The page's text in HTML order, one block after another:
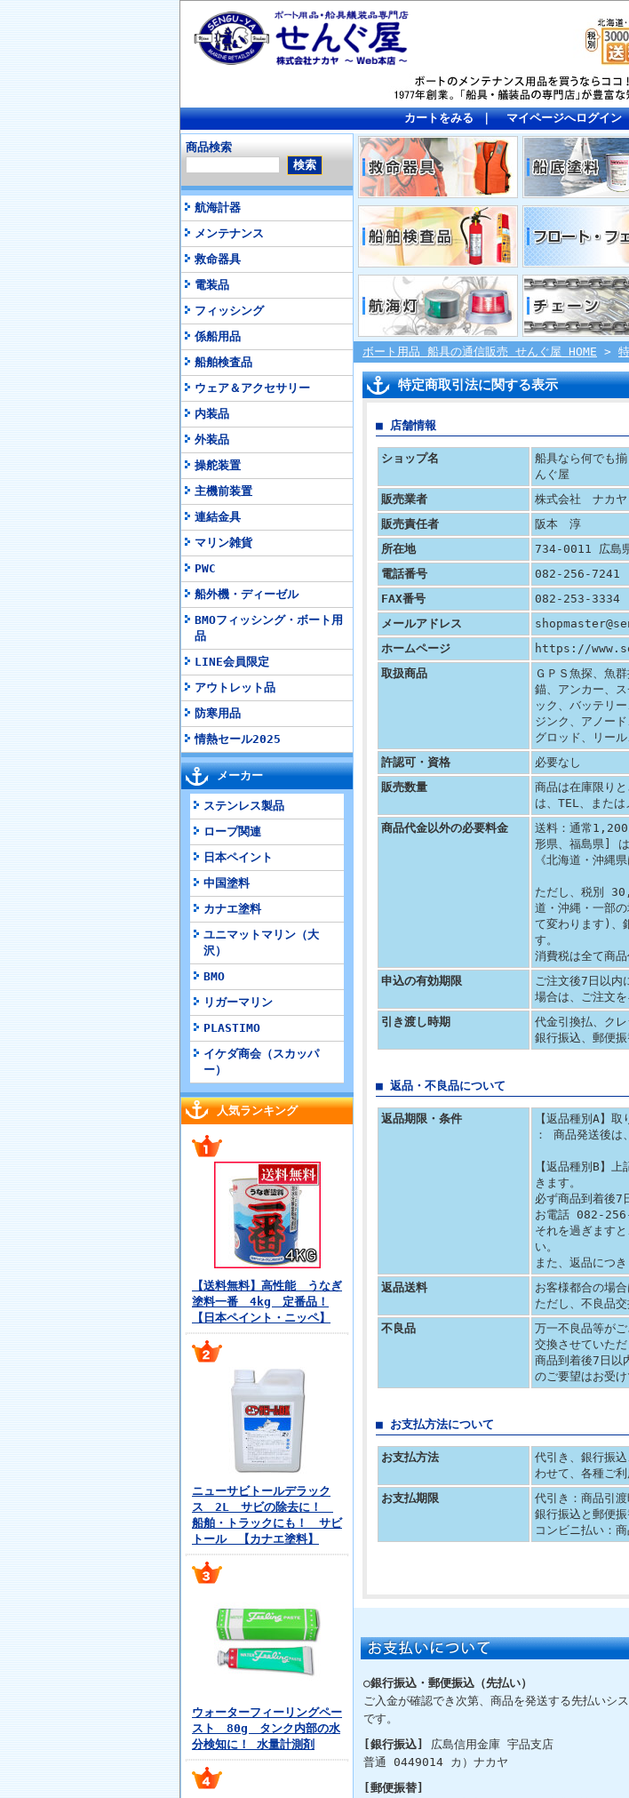
カートをみる｜ マイページへログイン
商品検索
航海計器
メンテナンス
救命器具
電装品
フィッシング
係船用品
船舶検査品
ウェア＆アクセサリー
内装品
外装品
操舵装置
主機前装置
連結金具
マリン雑貨
PWC
船外機・ディーゼル
BMOフィッシング・ボート用
品
LINE会員限定
アウトレット品
防寒用品
情熱セール2025
メーカー
ステンレス製品
ロープ関連
日本ペイント
中国塗料
カナエ塗料
ユニマットマリン（大
沢）
BMO
リガーマリン
PLASTIMO
イケダ商会（スカッパ
ー）
人気ランキング
【送料無料】高性能 うなぎ
塗料一番 4kg 定番品！
【日本ペイント・ニッペ】
ニューサビトールデラック
ス 2L サビの除去に！
船舶・トラックにも！ サビ
トール 【カナエ塗料】
ウォーターフィーリングペー
スト 80g タンク内部の水
分検知に！ 水量計測剤
ボート用品 船具の通信販売 せんぐ屋 HOME >
特定商取引法に関する表示
■ 店舗情報
ショップ名
船具なら何で
んぐ屋
販売業者
株式会社 ナカヤ
販売責任者
阪本 淳
所在地
734-0011 広島
電話番号
082-256-7241
FAX番号
082-253-3334
メールアドレス
ホームページ
https://
取扱商品
ＧＰＳ魚探、魚
錨、アンカー、
ック、バッテリ
ジンク、アノー
グロッド、リー
許認可・資格
必要なし
販売数量
商品は在庫限り
は、TEL、または
商品代金以外の必要料金
送料：通常
形県、福島県]
《北海道・沖縄
ただし、税別
道・沖縄・一部
て変わります)、
す。
消費税は全て商品
申込の有効期限
ご注文後7日以内
場合は、ご注文
引き渡し時期
代金引換払、ク
銀行振込、郵便
■ 返品・不良品について
返品期限・条件
【返品種別A】
： 商品発送後は
【返品種別B】
きます。
必ず商品到着
お電話 082-256-
それを過ぎます
い。
また、返品につ
返品送料
お客様都合の場合
ただし、不良品
不良品
万一不良品等が
交換させていただ
商品到着後7日以
のご要望はお受
■ お支払方法について
お支払方法
代引き、銀行振
わせて、各種ご利
お支払期限
代引き：商品引
銀行振込と郵便
コンビニ払い：
○銀行振込・郵便振込（先払い）
ご入金が確認でき次第、商品を発送する先払いシ
です。
[銀行振込]
広島信用金庫 宇品支店
普通 0449014 カ）ナカヤ
[郵便振替]